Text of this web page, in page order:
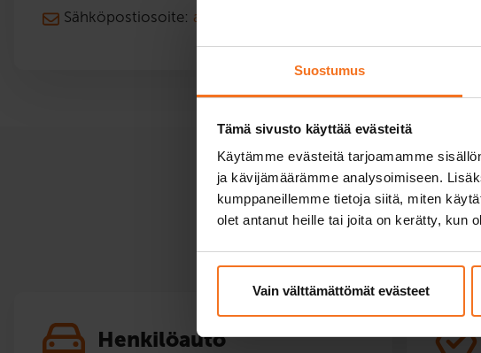
Suostumus
Tämä sivusto käyttää evästeitä
Käytämme evästeitä tarjoamamme
ja kävijämäärämme analysoimiseen.
kumppaneillemme tietoja siitä, miten
olet antanut heille tai joita on kerätty, kun
Vain välttämättömät evästeet
Sähköpostiosoite: asiakaspalvelu@cap.fi
Henkilöauto